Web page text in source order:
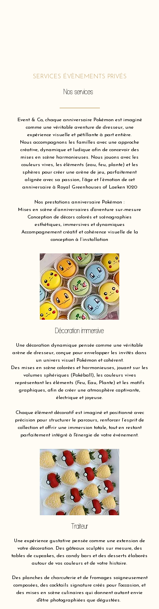
SERVICES ÉVÈNEMENTS PRIVÉS
Nos services
Event & Co, chaque anniversaire Pokémon est imaginé
comme une véritable aventure de dresseur, une
expérience visuelle et pétillante à part entière.
Nous accompagnons les familles avec une approche
créative, dynamique et ludique afin de concevoir des
mises en scène harmonieuses. Nous jouons avec les
couleurs vives, les éléments (eau, feu, plante) et les
sphères pour créer une arène de jeu, parfaitement
alignée avec sa passion, l’âge et l’émotion de cet
anniversaire à Royal Greenhouses of Laeken 1020
Nos prestations anniversaire Pokémon :
Mises en scène d’anniversaires d'aventure sur-mesure
Conception de décors colorés et scénographies
esthétiques, immersives et dynamiques
Accompagnement créatif et cohérence visuelle de la
conception à l’installation
Décoration immersive
Une décoration dynamique pensée comme une véritable
arène de dresseur, conçue pour envelopper les invités dans
un univers visuel Pokémon et cohérent.
Des mises en scène colorées et harmonieuses, jouant sur les
volumes sphériques (Pokéball), les couleurs vives
représentant les éléments (Feu, Eau, Plante) et les motifs
graphiques, afin de créer une atmosphère captivante,
électrique et joyeuse.
Chaque élément décoratif est imaginé et positionné avec
précision pour structurer le parcours, renforcer l’esprit de
collection et offrir une immersion totale, tout en restant
parfaitement intégré à l'énergie de votre événement.
Traiteur
Une expérience gustative pensée comme une extension de
votre décoration. Des gâteaux sculptés sur mesure, des
tables de cupcakes, des candy bars et des desserts élaborés
autour de vos couleurs et de votre histoire.
Des planches de charcuterie et de fromages soigneusement
composées, des cocktails signature créés pour l'occasion, et
des mises en scène culinaires qui donnent autant envie
d'être photographiées que dégustées.